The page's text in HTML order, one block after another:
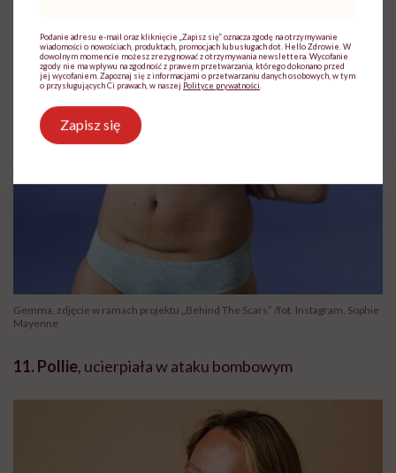
Gemma, zdjęcie w ramach projektu „Behind The Scars” /fot. Instagram, Sophie
Mayenne
11. Pollie, ucierpiała w ataku bombowym
Podanie adresu e-mail oraz kliknięcie „Zapisz się” oznacza zgodę na otrzymywanie
wiadomości o nowościach, produktach, promocjach lub usługach dot. Hello Zdrowie. W
dowolnym momencie możesz zrezygnować z otrzymywania newslettera. Wycofanie
zgody nie ma wpływu na zgodność z prawem przetwarzania, którego dokonano przed
jej wycofaniem. Zapoznaj się z informacjami o przetwarzaniu danych osobowych, w tym
o przysługujących Ci prawach, w naszej Polityce prywatności
Zapisz się